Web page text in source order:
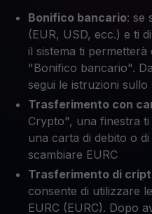
Bonifico bancario: se
(EUR, USD, ecc.) e ti
il sistema ti
"Bonifico bancario".
segui le istruzioni sullo
Trasferimento con
Crypto", una finestra ti
una carta di debito o
scambiare EURC
Trasferimento di
consente di utilizzare
EURC (EURC). Dopo